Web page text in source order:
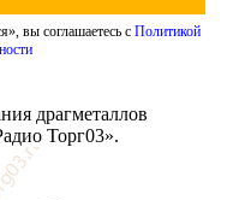
вы соглашаетесь с Политикой
драгметаллов
Торг03».